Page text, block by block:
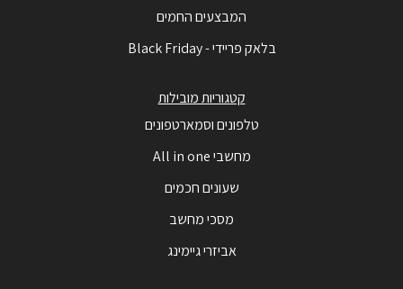
המבצעים החמים
בלאק פריידי - Black Friday
קטגוריות מובילות
טלפונים וסמארטפונים
מחשבי All in one
שעונים חכמים
מסכי מחשב
אביזרי גיימינג